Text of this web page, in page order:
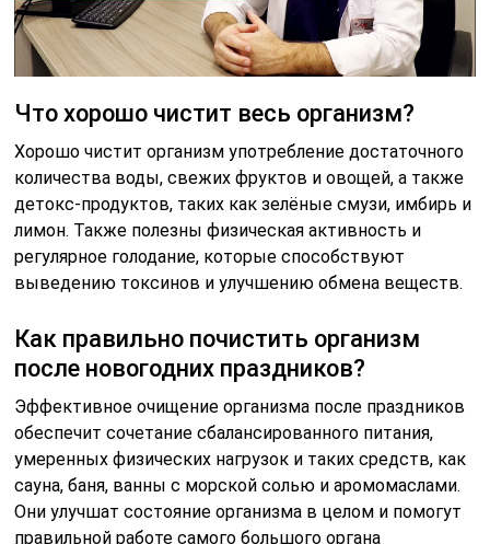
Что хорошо чистит весь организм?
Хорошо чистит организм употребление достаточного
количества воды, свежих фруктов и овощей, а также
детокс-продуктов, таких как зелёные смузи, имбирь и
лимон. Также полезны физическая активность и
регулярное голодание, которые способствуют
выведению токсинов и улучшению обмена веществ.
Как правильно почистить организм
после новогодних праздников?
Эффективное очищение организма после праздников
обеспечит сочетание сбалансированного питания,
умеренных физических нагрузок и таких средств, как
сауна, баня, ванны с морской солью и аромомаслами.
Они улучшат состояние организма в целом и помогут
правильной работе самого большого органа